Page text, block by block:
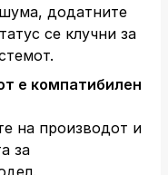
додатните
се клучни за
е компатибилен
на производот и
за